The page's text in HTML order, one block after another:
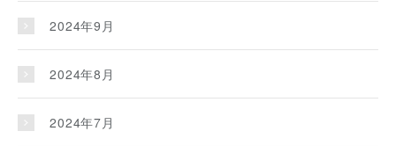
2024年9月
2024年8月
2024年7月